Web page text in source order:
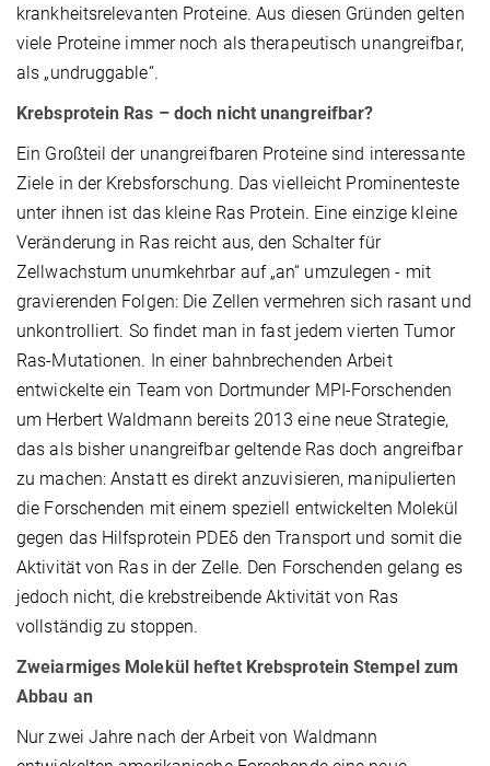
krankheitsrelevanten Proteine. Aus diesen Gründen gelten
viele Proteine immer noch als therapeutisch unangreifbar,
als „undruggable“.
Krebsprotein Ras – doch nicht unangreifbar?
Ein Großteil der unangreifbaren Proteine sind interessante
Ziele in der Krebsforschung. Das vielleicht Prominenteste
unter ihnen ist das kleine Ras Protein. Eine einzige kleine
Veränderung in Ras reicht aus, den Schalter für
Zellwachstum unumkehrbar auf „an“ umzulegen - mit
gravierenden Folgen: Die Zellen vermehren sich rasant und
unkontrolliert. So findet man in fast jedem vierten Tumor
Ras-Mutationen. In einer bahnbrechenden Arbeit
entwickelte ein Team von Dortmunder MPI-Forschenden
um Herbert Waldmann bereits 2013 eine neue Strategie,
das als bisher unangreifbar geltende Ras doch angreifbar
zu machen: Anstatt es direkt anzuvisieren, manipulierten
die Forschenden mit einem speziell entwickelten Molekül
gegen das Hilfsprotein PDEδ den Transport und somit die
Aktivität von Ras in der Zelle. Den Forschenden gelang es
jedoch nicht, die krebstreibende Aktivität von Ras
vollständig zu stoppen.
Zweiarmiges Molekül heftet Krebsprotein Stempel zum
Abbau an
Nur zwei Jahre nach der Arbeit von Waldmann